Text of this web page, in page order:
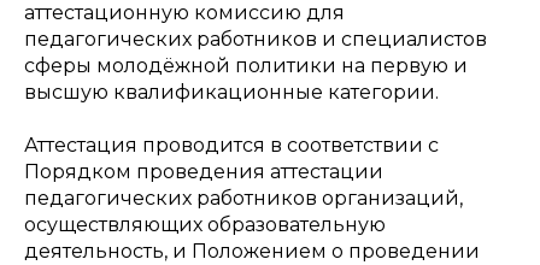
аттестационную комиссию для
педагогических работников и специалистов
сферы молодёжной политики на первую и
высшую квалификационные категории.
Аттестация проводится в соответствии с
Порядком проведения аттестации
педагогических работников организаций,
осуществляющих образовательную
деятельность, и Положением о проведении